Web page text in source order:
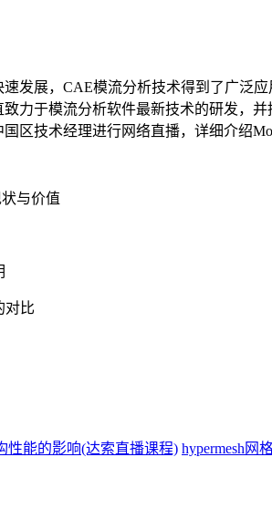
发展，CAE模流分析技术得到了广泛
力于模流分析软件最新技术的研发，
区技术经理进行网络直播，详细介绍
与价值
对比
性能的影响(达索直播课程) hypermesh网